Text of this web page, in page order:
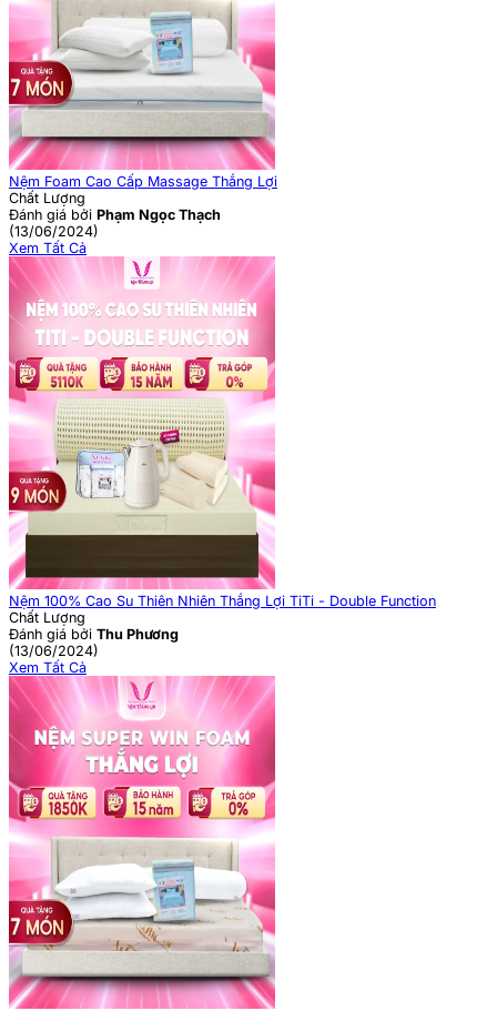
Nệm Foam Cao Cấp Massage Thắng Lợi
Chất Lượng
Đánh giá bởi Phạm Ngọc Thạch
(13/06/2024)
Xem Tất Cả
Nệm 100% Cao Su Thiên Nhiên Thắng Lợi TiTi - Double Function
Chất Lượng
Đánh giá bởi Thu Phương
(13/06/2024)
Xem Tất Cả